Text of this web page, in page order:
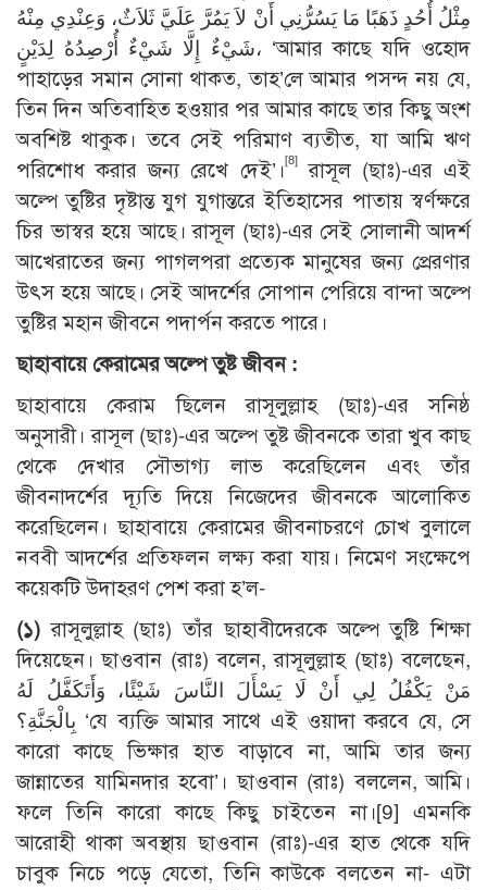
مِثْلُ أُحُدٍ ذَهَبًا مَا يَسُرُّنِي أَنْ لاَ يَمُرَّ عَلَيَّ ثَلاَثٌ، وَعِنْدِي مِنْهُ
شَيْءٌ إِلَّا شَيْءٌ أُرْصِدُهُ لِدَيْنٍ، ‘আমার কাছে যদি ওহোদ
পাহাড়ের সমান সোনা থাকত, তাহ’লে আমার পসন্দ নয় যে,
তিন দিন অতিবাহিত হওয়ার পর আমার কাছে তার কিছু অংশ
অবশিষ্ট থাকুক। তবে সেই পরিমাণ ব্যতীত, যা আমি ঋণ
পরিশোধ করার জন্য রেখে দেই’।[8]রাসূল (ছাঃ)-এর এই
অল্পে তুষ্টির দৃষ্টান্ত যুগ যুগান্তরে ইতিহাসের পাতায় স্বর্ণক্ষরে
চির ভাস্বর হয়ে আছে। রাসূল (ছাঃ)-এর সেই সোলানী আদর্শ
আখেরাতের জন্য পাগলপরা প্রত্যেক মানুষের জন্য প্রেরণার
উৎস হয়ে আছে। সেই আদর্শের সোপান পেরিয়ে বান্দা অল্পে
তুষ্টির মহান জীবনে পদার্পন করতে পারে।
ছাহাবায়ে কেরামের অল্পে তুষ্ট জীবন :
ছাহাবায়ে কেরাম ছিলেন রাসূলুল্লাহ (ছাঃ)-এর সনিষ্ঠ
অনুসারী। রাসূল (ছাঃ)-এর অল্পে তুষ্ট জীবনকে তারা খুব কাছ
থেকে দেখার সৌভাগ্য লাভ করেছিলেন এবং তাঁর
জীবনাদর্শের দ্যূতি দিয়ে নিজেদের জীবনকে আলোকিত
করেছিলেন। ছাহাবায়ে কেরামের জীবনাচরণে চোখ বুলালে
নববী আদর্শের প্রতিফলন লক্ষ্য করা যায়। নিমেণ সংক্ষেপে
কয়েকটি উদাহরণ পেশ করা হ’ল-
(১) রাসূলুল্লাহ (ছাঃ) তাঁর ছাহাবীদেরকে অল্পে তুষ্টি শিক্ষা
দিয়েছেন। ছাওবান (রাঃ) বলেন, রাসূলুল্লাহ (ছাঃ) বলেছেন,
مَنْ يَكْفُلُ لِي أَنْ لَا يَسْأَلَ النَّاسَ شَيْئًا، وَأَتَكَفَّلُ لَهُ
بِالْجَنَّةِ؟ ‘যে ব্যক্তি আমার সাথে এই ওয়াদা করবে যে, সে
কারো কাছে ভিক্ষার হাত বাড়াবে না, আমি তার জন্য
জান্নাতের যামিনদার হবো’। ছাওবান (রাঃ) বললেন, আমি।
ফলে তিনি কারো কাছে কিছু চাইতেন না।[9] এমনকি
আরোহী থাকা অবস্থায় ছাওবান (রাঃ)-এর হাত থেকে যদি
চাবুক নিচে পড়ে যেতো, তিনি কাউকে বলতেন না- এটা